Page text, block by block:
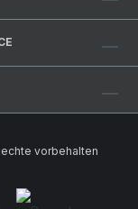
vorbehalten